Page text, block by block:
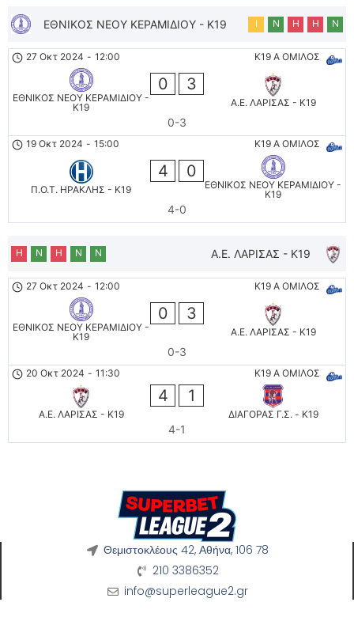
ΕΘΝΙΚΟΣ ΝΕΟΥ ΚΕΡΑΜΙΔΙΟΥ - K19 Ι Ν Η Η Ν
K19 Α ΟΜΙΛΟΣ
27 Οκτ 2024 - 12:00
ΕΘΝΙΚΟΣ ΝΕΟΥ ΚΕΡΑΜΙΔΙΟΥ -
K19
0 3
Α.Ε. ΛΑΡΙΣΑΣ - K19
0-3
K19 Α ΟΜΙΛΟΣ
19 Οκτ 2024 - 15:00
Π.Ο.Τ. ΗΡΑΚΛΗΣ - K19
4 0
ΕΘΝΙΚΟΣ ΝΕΟΥ ΚΕΡΑΜΙΔΙΟΥ -
K19
4-0
Α.Ε. ΛΑΡΙΣΑΣ - K19
Η Ν Η Ν Ν
K19 Α ΟΜΙΛΟΣ
27 Οκτ 2024 - 12:00
ΕΘΝΙΚΟΣ ΝΕΟΥ ΚΕΡΑΜΙΔΙΟΥ -
K19
0 3
Α.Ε. ΛΑΡΙΣΑΣ - K19
0-3
K19 Α ΟΜΙΛΟΣ
20 Οκτ 2024 - 11:30
Α.Ε. ΛΑΡΙΣΑΣ - K19
4 1
ΔΙΑΓΟΡΑΣ Γ.Σ. - K19
4-1
Θεμιστοκλέους 42, Αθήνα, 106 78
210 3386352
info@superleague2.gr